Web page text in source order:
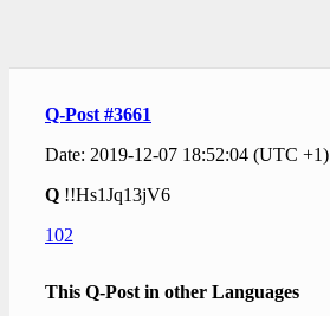
Q-Post #3661
Date: 2019-12-07 18:52:04 (UTC +1)
Q !!Hs1Jq13jV6
102
This Q-Post in other Languages